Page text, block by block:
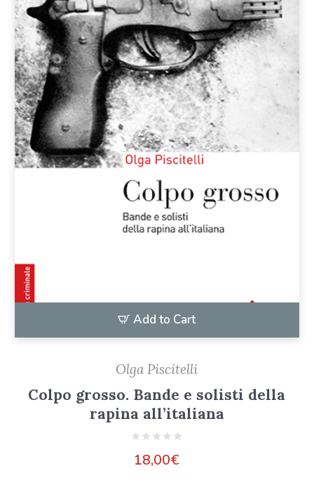
Add to Cart
Olga Piscitelli
Colpo grosso. Bande e solisti della
rapina all’italiana
18,00€